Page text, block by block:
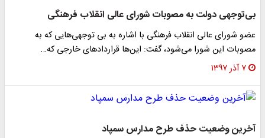
بی‌توجهی دولت به مصوبات شورای عالی انقلاب فرهنگی
عضو شورای عالی انقلاب فرهنگی با اشاره به بی توجهی‌هایی که به
مصوبات این شورا می‌شود، گفت: این‌ها قرارداد‌های خارجی که…
۷ آذر ۱۳۹۷
آخرین وضعیت حذف طرح مدارس سمپاد